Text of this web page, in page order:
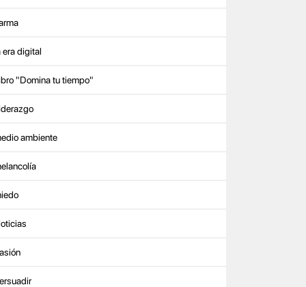
era digital
"Domina tu tiempo"
ambiente